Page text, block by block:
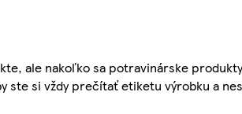
ale nakoľko sa potravinárske
ste si vždy prečítať etiketu výrobku a